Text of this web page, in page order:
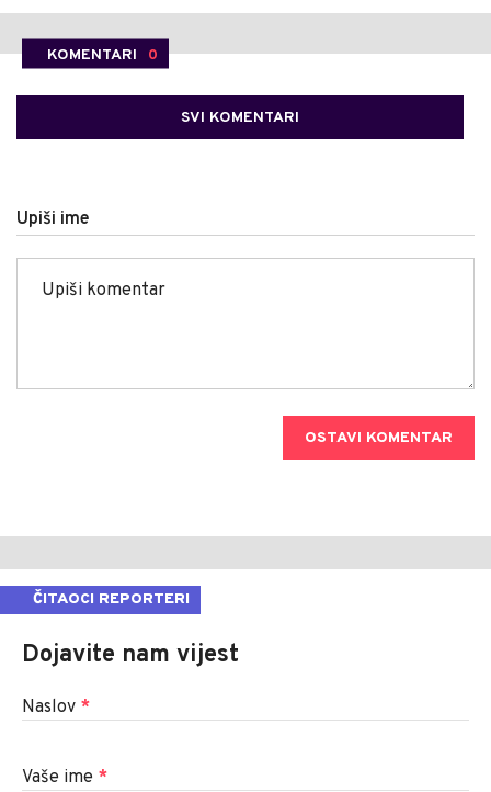
KOMENTARI 0
SVI KOMENTARI
Upiši ime
OSTAVI KOMENTAR
ČITAOCI REPORTERI
Dojavite nam vijest
Naslov *
Vaše ime *